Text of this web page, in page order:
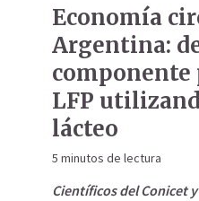
Economía
Argentina:
componente
LFP
lácteo
5 minutos de lectura
Científicos del Conicet